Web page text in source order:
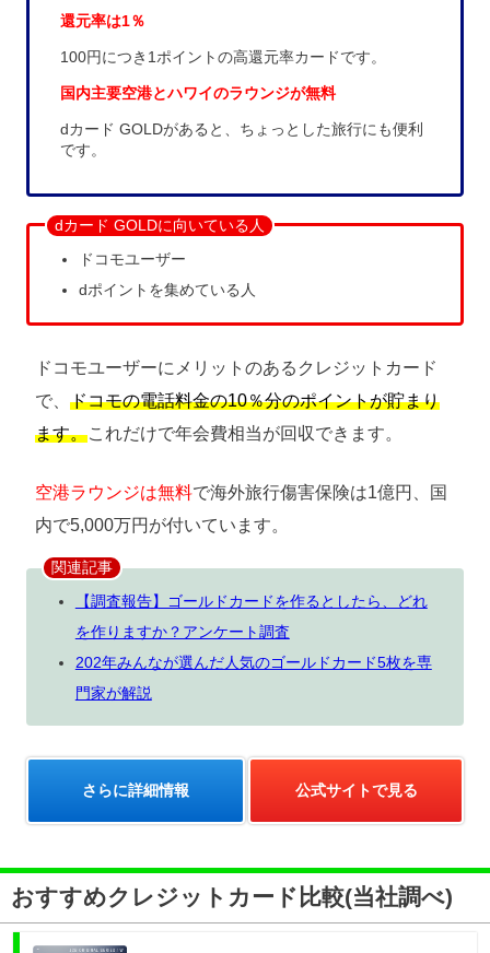
還元率は1％
100円につき1ポイントの高還元率カードです。
国内主要空港とハワイのラウンジが無料
dカード GOLDがあると、ちょっとした旅行にも便利
です。
dカード GOLDに向いている人
ドコモユーザー
dポイントを集めている人
ドコモユーザーにメリットのあるクレジットカード
で、 ドコモの電話料金の10％分のポイントが貯まり
ます。これだけで年会費相当が回収できます。
空港ラウンジは無料で海外旅行傷害保険は1億円、国
内で5,000万円が付いています。
関連記事
【調査報告】ゴールドカードを作るとしたら、どれ
を作りますか？アンケート調査
202年みんなが選んだ人気のゴールドカード5枚を専
門家が解説
さらに詳細情報 公式サイトで見る
おすすめクレジットカード比較(当社調べ)